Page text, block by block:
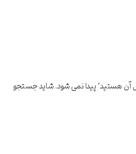
آن هستید’ پیدا نمی شود. شاید جستجو